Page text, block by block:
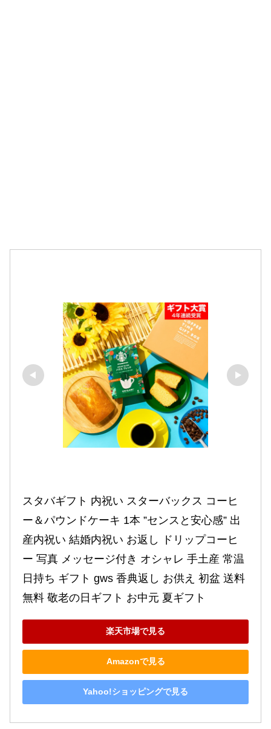
スタバギフト 内祝い スターバックス コーヒ
ー＆パウンドケーキ 1本 ”センスと安心感” 出
産内祝い 結婚内祝い お返し ドリップコーヒ
ー 写真 メッセージ付き オシャレ 手土産 常温
日持ち ギフト gws 香典返し お供え 初盆 送料
無料 敬老の日ギフト お中元 夏ギフト
楽天市場で見る
Amazonで見る
Yahoo!ショッピングで見る